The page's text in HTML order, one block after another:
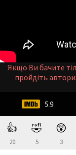
👍
20
🤣
5
😲
3
5.9
Якщо Ви бачите
пройдіть